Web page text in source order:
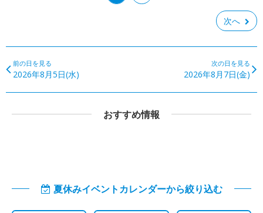
次へ
前の日を見る
2026年8月5日(水)
次の日を見る
2026年8月7日(金)
おすすめ情報
夏休みイベントカレンダーから絞り込む